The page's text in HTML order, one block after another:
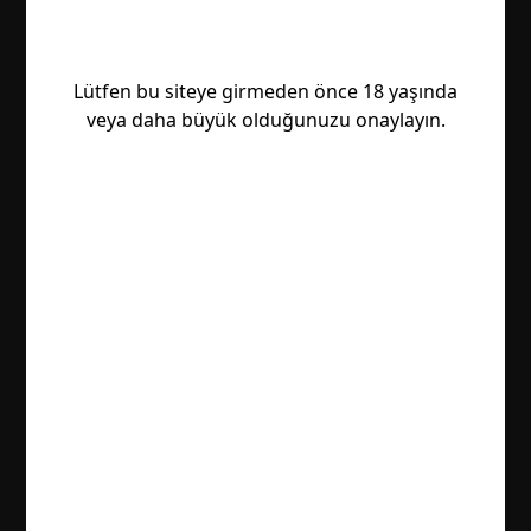
Lütfen bu siteye girmeden önce 18 yaşında
veya daha büyük olduğunuzu onaylayın.